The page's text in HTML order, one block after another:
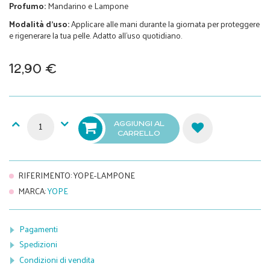
Profumo:Mandarino e Lampone
Modalità d’uso:Applicare alle mani durante la giornata per proteggere
e rigenerare la tua pelle. Adatto all'uso quotidiano.
12,90 €
AGGIUNGI AL
CARRELLO
RIFERIMENTO:YOPE-LAMPONE
MARCA:YOPE
Pagamenti
Spedizioni
Condizioni di vendita